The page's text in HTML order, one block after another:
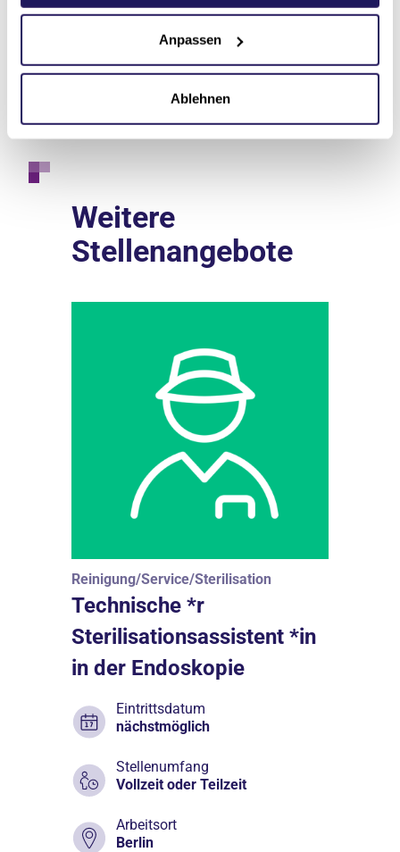
Anpassen
Ablehnen
Johannesstift Diakonie
030 762891-402
Weitere
Stellenangebote
Reinigung/Service/Sterilisation
Technische *r
Sterilisationsassistent *in
in der Endoskopie
Eintrittsdatum
nächstmöglich
Stellenumfang
Vollzeit oder Teilzeit
Arbeitsort
Berlin